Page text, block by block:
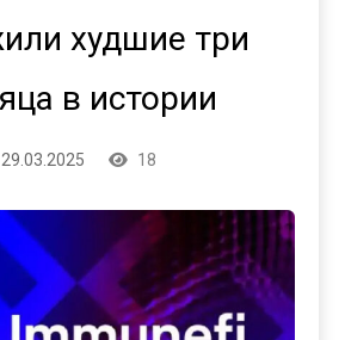
худшие три
в истории
29.03.2025 18